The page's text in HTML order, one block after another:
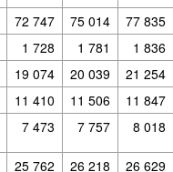
72 747 75 014
77 835
1 728 1 781
1 836
19 074 20 039
21 254
11 410 11 506
11 847
7 473 7 757 8 018
25 762 26 218
26 629